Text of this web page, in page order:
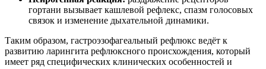
гортани вызывает кашлевой рефлекс, спазм голосовых
связок и изменение дыхательной динамики.
Таким образом, гастроэзофагеальный рефлюкс ведёт к
развитию ларингита рефлюксного происхождения, который
имеет ряд специфических клинических особенностей и